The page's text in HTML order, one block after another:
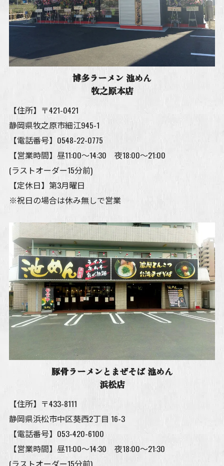
博多ラーメン 池めん
牧之原本店
【住所】〒421-0421
静岡県牧之原市細江945-1
【電話番号】 0548-22-0775
【営業時間】昼11:00～14:30 夜18:00～21:00
(ラストオーダー15分前)
【定休日】第3月曜日
※祝日の場合は休み無しで営業
豚骨ラーメンとまぜそば 池めん
浜松店
【住所】〒433-8111
静岡県浜松市中区葵西2丁目 16-3
【電話番号】 053-420-6100
【営業時間】昼11:00～14:30 夜18:00～21:30
(ラストオーダー15分前)